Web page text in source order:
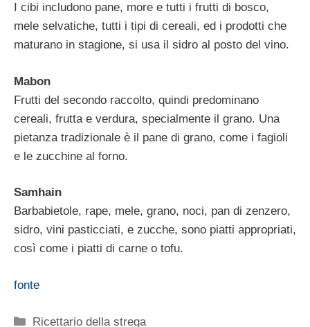
I cibi includono pane, more e tutti i frutti di bosco,
mele selvatiche, tutti i tipi di cereali, ed i prodotti che
maturano in stagione, si usa il sidro al posto del vino.
Mabon
Frutti del secondo raccolto, quindi predominano
cereali, frutta e verdura, specialmente il grano. Una
pietanza tradizionale è il pane di grano, come i fagioli
e le zucchine al forno.
Samhain
Barbabietole, rape, mele, grano, noci, pan di zenzero,
sidro, vini pasticciati, e zucche, sono piatti appropriati,
così come i piatti di carne o tofu.
fonte
Categorie
Ricettario della strega